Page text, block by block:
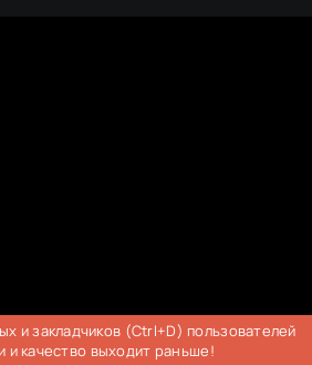
и закладчиков (Ctrl+D) пользователей
и качество выходит раньше!